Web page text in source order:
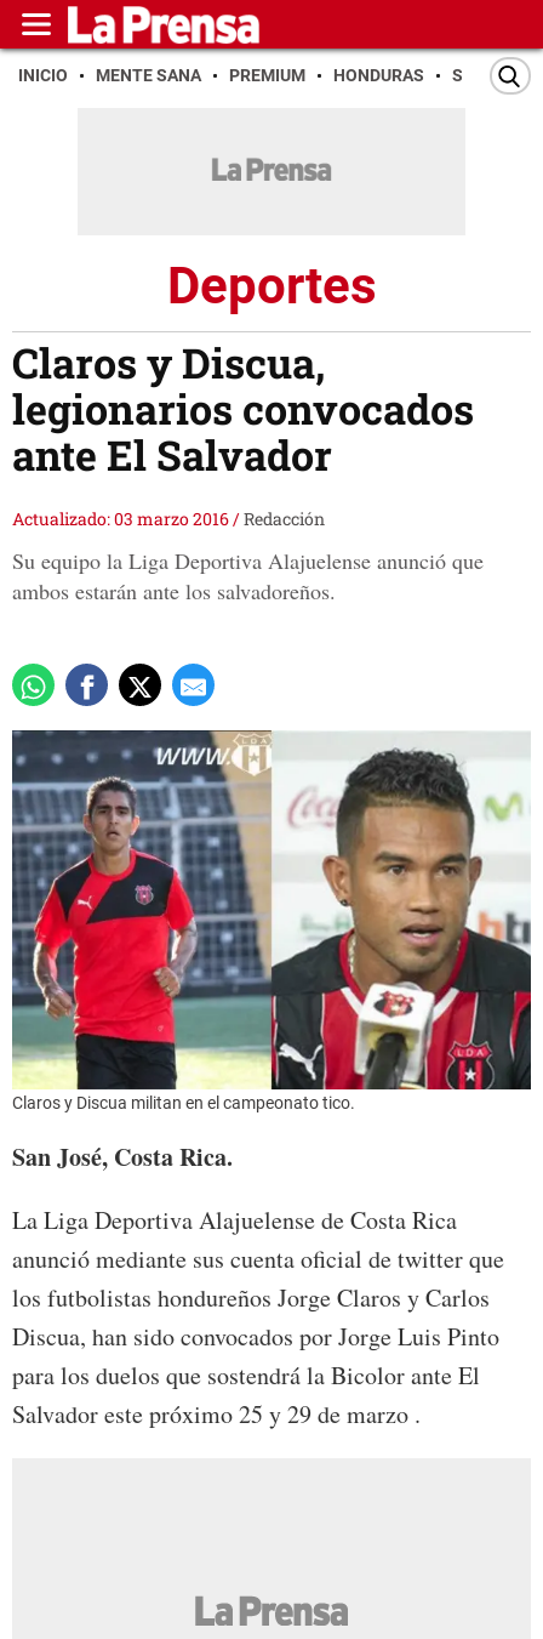
INICIO MENTE SANA PREMIUM HONDURAS SAN PEDRO
Deportes
Claros y Discua,
legionarios convocados
ante El Salvador
Actualizado: 03 marzo 2016/Redacción
Su equipo la Liga Deportiva Alajuelense anunció que
ambos estarán ante los salvadoreños.
Claros y Discua militan en el campeonato tico.
San José, Costa Rica.
La Liga Deportiva Alajuelense de Costa Rica
anunció mediante sus cuenta oficial de twitter que
los futbolistas hondureños Jorge Claros y Carlos
Discua, han sido convocados por Jorge Luis Pinto
para los duelos que sostendrá la Bicolor ante El
Salvador este próximo 25 y 29 de marzo .